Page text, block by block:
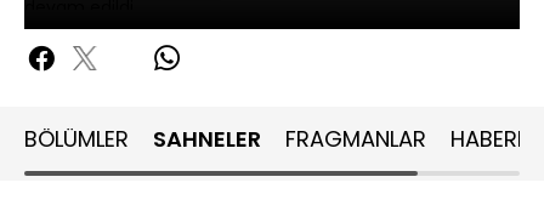
BÖLÜMLER SAHNELER FRAGMANLAR